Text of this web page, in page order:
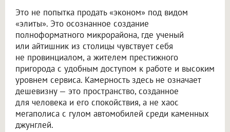
Это не попытка продать «эконом» под видом
«элиты». Это осознанное создание
полноформатного микрорайона, где ученый
или айтишник из столицы чувствует себя
не провинциалом, а жителем престижного
пригорода с удобным доступом к работе и высоким
уровнем сервиса. Камерность здесь не означает
дешевизну — это пространство, созданное
для человека и его спокойствия, а не хаос
мегаполиса с гулом автомобилей среди каменных
джунглей.